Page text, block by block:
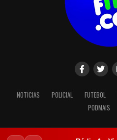
NOTICIAS POLICIAL FUTEBOL
PODMAIS